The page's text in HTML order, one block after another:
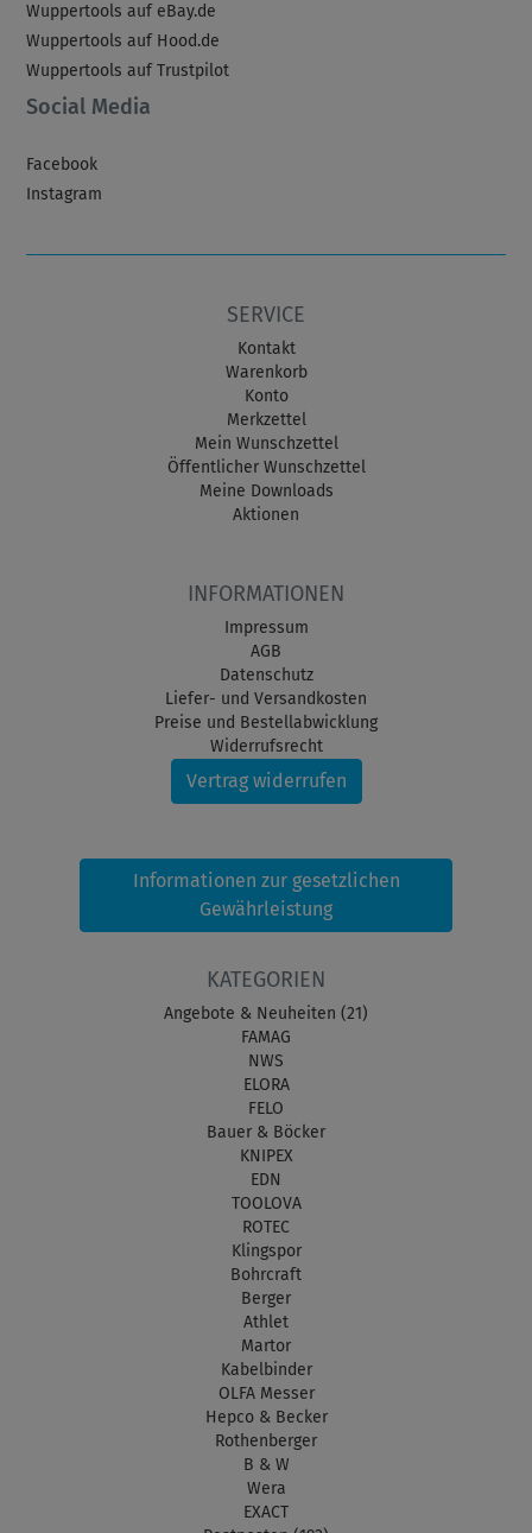
Wuppertools auf eBay.de
Wuppertools auf Hood.de
Wuppertools auf Trustpilot
Social Media
Facebook
Instagram
SERVICE
Kontakt
Warenkorb
Konto
Merkzettel
Mein Wunschzettel
Öffentlicher Wunschzettel
Meine Downloads
Aktionen
INFORMATIONEN
Impressum
AGB
Datenschutz
Liefer- und Versandkosten
Preise und Bestellabwicklung
Widerrufsrecht
Vertrag widerrufen
Informationen zur gesetzlichen
Gewährleistung
KATEGORIEN
Angebote & Neuheiten (21)
FAMAG
NWS
ELORA
FELO
Bauer & Böcker
KNIPEX
EDN
TOOLOVA
ROTEC
Klingspor
Bohrcraft
Berger
Athlet
Martor
Kabelbinder
OLFA Messer
Hepco & Becker
Rothenberger
B & W
Wera
EXACT